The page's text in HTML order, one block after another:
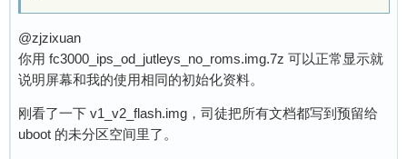
@zjzixuan
你用 fc3000_ips_od_jutleys_no_roms.img.7z 可以正常显示就
说明屏幕和我的使用相同的初始化资料。
刚看了一下 v1_v2_flash.img，司徒把所有文档都写到预留给
uboot 的未分区空间里了。